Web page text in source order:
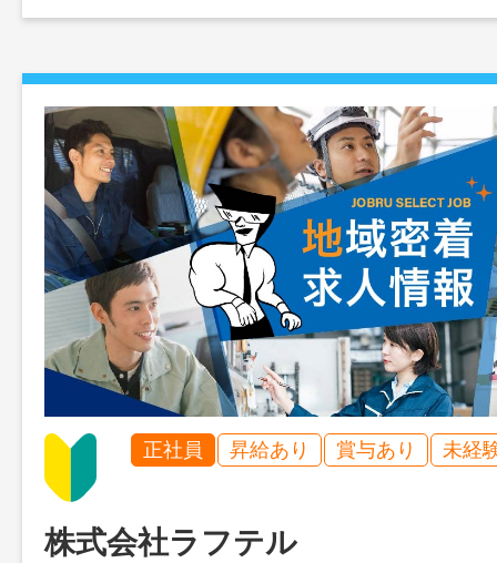
正社員 昇給あり 賞与あり 未経
株式会社ラフテル